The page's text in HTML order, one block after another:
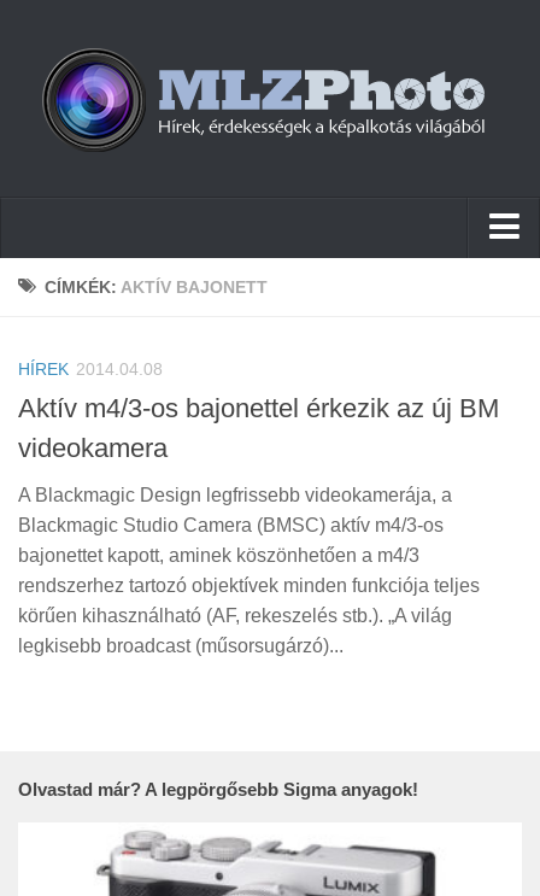
Hírek
Cikkek
Szoftver
Firmware
Tudástár
Tanácsok
Érdekességek
Helyszíni Riport
CÍMKÉK: AKTÍV BAJONETT
HÍREK 2014.04.08
Aktív m4/3-os bajonettel érkezik az új BM
videokamera
A Blackmagic Design legfrissebb videokamerája, a
Blackmagic Studio Camera (BMSC) aktív m4/3-os
bajonettet kapott, aminek köszönhetően a m4/3
rendszerhez tartozó objektívek minden funkciója teljes
körűen kihasználható (AF, rekeszelés stb.). „A világ
legkisebb broadcast (műsorsugárzó)...
Olvastad már? A legpörgősebb Sigma anyagok!